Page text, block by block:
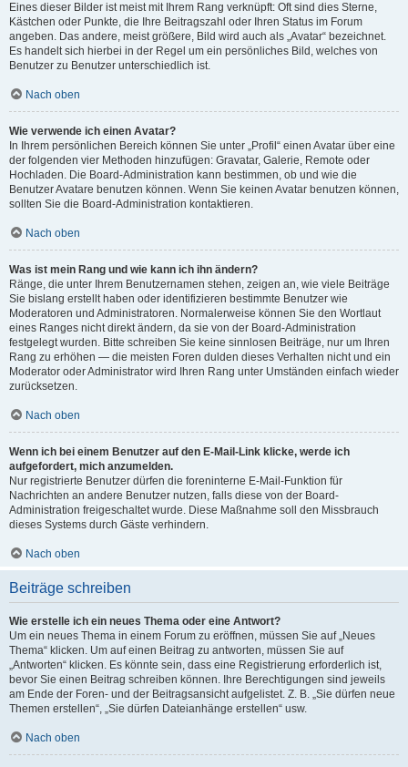
Eines dieser Bilder ist meist mit Ihrem Rang verknüpft: Oft sind dies Sterne,
Kästchen oder Punkte, die Ihre Beitragszahl oder Ihren Status im Forum
angeben. Das andere, meist größere, Bild wird auch als „Avatar“ bezeichnet.
Es handelt sich hierbei in der Regel um ein persönliches Bild, welches von
Benutzer zu Benutzer unterschiedlich ist.
Nach oben
Wie verwende ich einen Avatar?
In Ihrem persönlichen Bereich können Sie unter „Profil“ einen Avatar über eine
der folgenden vier Methoden hinzufügen: Gravatar, Galerie, Remote oder
Hochladen. Die Board-Administration kann bestimmen, ob und wie die
Benutzer Avatare benutzen können. Wenn Sie keinen Avatar benutzen können,
sollten Sie die Board-Administration kontaktieren.
Nach oben
Was ist mein Rang und wie kann ich ihn ändern?
Ränge, die unter Ihrem Benutzernamen stehen, zeigen an, wie viele Beiträge
Sie bislang erstellt haben oder identifizieren bestimmte Benutzer wie
Moderatoren und Administratoren. Normalerweise können Sie den Wortlaut
eines Ranges nicht direkt ändern, da sie von der Board-Administration
festgelegt wurden. Bitte schreiben Sie keine sinnlosen Beiträge, nur um Ihren
Rang zu erhöhen — die meisten Foren dulden dieses Verhalten nicht und ein
Moderator oder Administrator wird Ihren Rang unter Umständen einfach wieder
zurücksetzen.
Nach oben
Wenn ich bei einem Benutzer auf den E-Mail-Link klicke, werde ich
aufgefordert, mich anzumelden.
Nur registrierte Benutzer dürfen die foreninterne E-Mail-Funktion für
Nachrichten an andere Benutzer nutzen, falls diese von der Board-
Administration freigeschaltet wurde. Diese Maßnahme soll den Missbrauch
dieses Systems durch Gäste verhindern.
Nach oben
Beiträge schreiben
Wie erstelle ich ein neues Thema oder eine Antwort?
Um ein neues Thema in einem Forum zu eröffnen, müssen Sie auf „Neues
Thema“ klicken. Um auf einen Beitrag zu antworten, müssen Sie auf
„Antworten“ klicken. Es könnte sein, dass eine Registrierung erforderlich ist,
bevor Sie einen Beitrag schreiben können. Ihre Berechtigungen sind jeweils
am Ende der Foren- und der Beitragsansicht aufgelistet. Z. B. „Sie dürfen neue
Themen erstellen“, „Sie dürfen Dateianhänge erstellen“ usw.
Nach oben